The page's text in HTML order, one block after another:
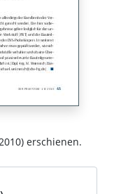
erschienen.